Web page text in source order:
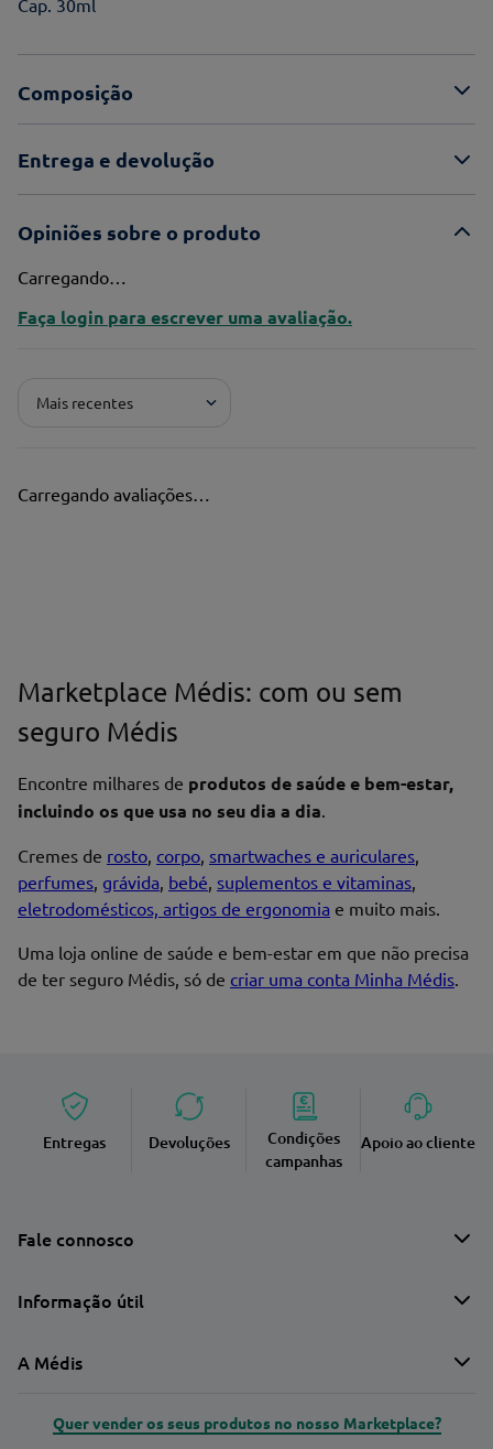
Cap. 30ml
Composição
Entrega e devolução
Opiniões sobre o produto
Carregando…
Faça login para escrever uma avaliação.
Mais recentes
Carregando avaliações…
Marketplace Médis: com ou sem
seguro Médis
Encontre milhares de produtos de saúde e bem-estar,
incluindo os que usa no seu dia a dia.
Cremes de rosto, corpo, smartwaches e auriculares,
perfumes, grávida, bebé, suplementos e vitaminas,
eletrodomésticos, artigos de ergonomia e muito mais.
Uma loja online de saúde e bem-estar em que não precisa
de ter seguro Médis, só de criar uma conta Minha Médis.
Entregas Devoluções
Condições
campanhas
Apoio ao cliente
Fale connosco
Informação útil
A Médis
Quer vender os seus produtos no nosso Marketplace?